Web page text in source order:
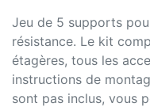
Jeu de 5 supports
résistance. Le kit
étagères, tous les
instructions de
sont pas inclus, vous